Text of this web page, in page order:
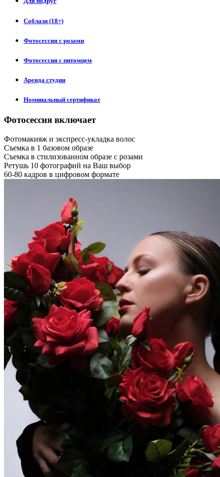
Соблазн (18+)
Фотосессия с розами
Фотосессия с питомцем
Аренда студии
Номинальный сертификат
Фотосессия включает
Фотомакияж и экспресс-укладка волос
Съемка в 1 базовом образе
Съемка в стилизованном образе с розами
Ретушь 10 фотографий на Ваш выбор
60-80 кадров в цифровом формате